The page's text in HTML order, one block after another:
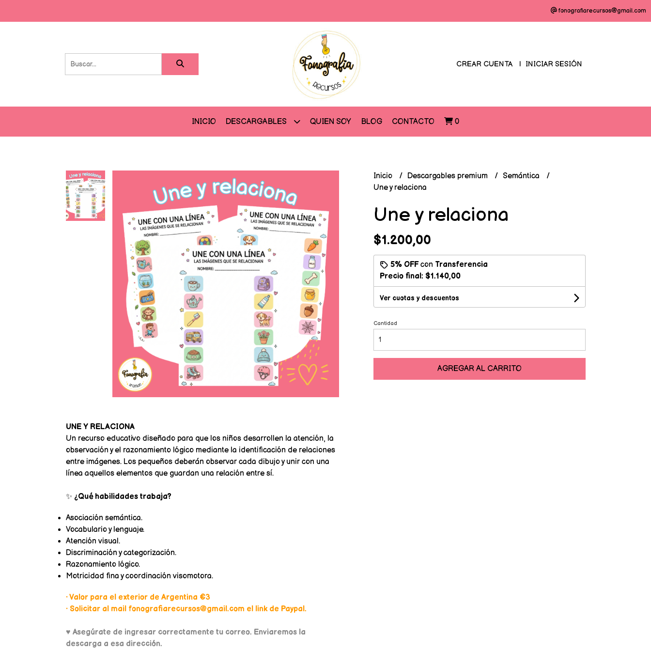
fonografiarecursos@gmail.com
CREAR CUENTA INICIAR SESIÓN
INICIO DESCARGABLES QUIEN SOY BLOG CONTACTO 0
UNE Y RELACIONA
Un recurso educativo diseñado para que los niños desarrollen la atención, la
observación y el razonamiento lógico mediante la identificación de relaciones
entre imágenes. Los pequeños deberán observar cada dibujo y unir con una
línea aquellos elementos que guardan una relación entre sí.
✨ ¿Qué habilidades trabaja?
Asociación semántica.
Vocabulario y lenguaje.
Atención visual.
Discriminación y categorización.
Razonamiento lógico.
Motricidad fina y coordinación visomotora.
• Valor para el exterior de Argentina €3
• Solicitar al mail fonografiarecursos@gmail.com el link de Paypal.
♥ Asegúrate de ingresar correctamente tu correo. Enviaremos la
descarga a esa dirección.
Inicio Descargables premium
Semántica
Une y relaciona
Une y relaciona
$1.200,00
5% OFFcon Transferencia
Precio final: $1.140,00
Ver cuotas y descuentos
Cantidad
AGREGAR AL CARRITO